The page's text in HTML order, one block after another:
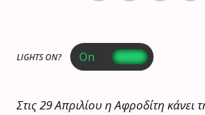
LIGHTS ON?
Στις 29 Απριλίου η Αφροδίτη κάνει